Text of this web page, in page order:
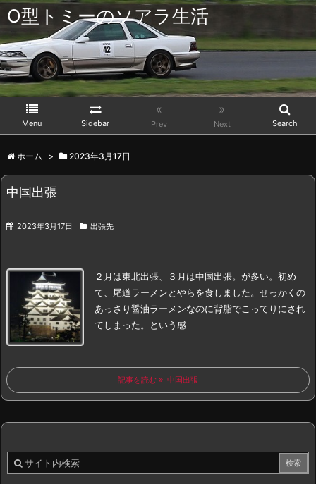
O型トミーのソアラ生活
Menu Sidebar
«
Prev
»
Next Search
ホーム > 2023年3月17日
中国出張
2023年3月17日 出張先
２月は東北出張、 ３月は中国出張。が多い。 初め
て、尾道ラーメンとやらを食しました。 せっかくの
あっさり醤油ラーメンなのに背脂でこってりにされ
てしまった。
という感
記事を読む 中国出張